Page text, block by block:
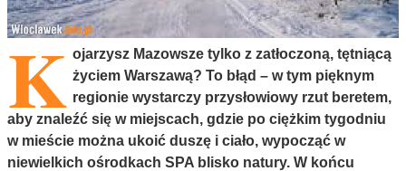
K ojarzysz Mazowsze tylko z zatłoczoną, tętniącą
życiem Warszawą? To błąd – w tym pięknym
regionie wystarczy przysłowiowy rzut beretem,
aby znaleźć się w miejscach, gdzie po ciężkim tygodniu
w mieście można ukoić duszę i ciało, wypocząć w
niewielkich ośrodkach SPA blisko natury. W końcu